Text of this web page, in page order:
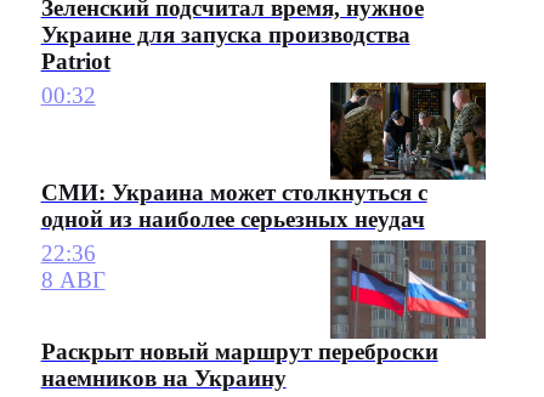
Зеленский подсчитал время, нужное
Украине для запуска производства
Patriot
00:32
СМИ: Украина может столкнуться с
одной из наиболее серьезных неудач
22:36
8 АВГ
Раскрыт новый маршрут переброски
наемников на Украину